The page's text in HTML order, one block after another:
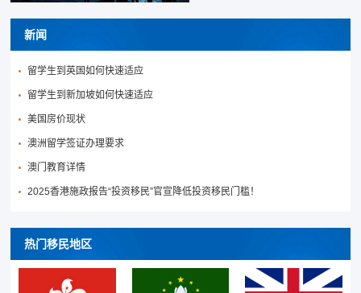
新闻
留学生到英国如何快速适应
留学生到新加坡如何快速适应
美国房价现状
澳洲留学签证办理要求
澳门教育详情
2025香港施政报告“投资移民”官宣降低投资移民门槛！
热门移民地区